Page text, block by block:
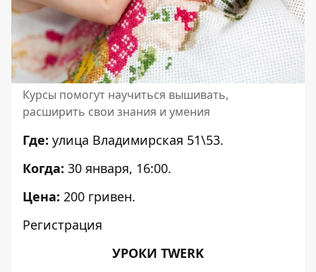
Курсы помогут научиться вышивать,
расширить свои знания и умения
Где: улица Владимирская 51\53.
Когда: 30 января, 16:00.
Цена: 200 гривен.
Регистрация
УРОКИ TWERK